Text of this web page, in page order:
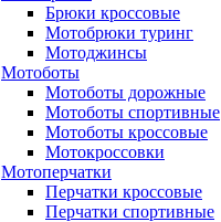
Брюки кроссовые
Мотобрюки туринг
Мотоджинсы
Мотоботы
Мотоботы дорожные
Мотоботы спортивные
Мотоботы кроссовые
Мотокроссовки
Мотоперчатки
Перчатки кроссовые
Перчатки спортивные